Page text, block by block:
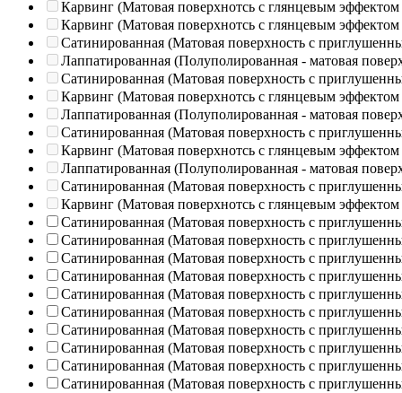
Карвинг (Матовая поверхнотсь с глянцевым эффектом
Карвинг (Матовая поверхнотсь с глянцевым эффектом
Сатинированная (Матовая поверхность с
Лаппатированная (Полуполированная - матовая
Сатинированная (Матовая поверхность с
Карвинг (Матовая поверхнотсь с глянцевым эффектом
Лаппатированная (Полуполированная - матовая
Сатинированная (Матовая поверхность с
Карвинг (Матовая поверхнотсь с глянцевым эффектом
Лаппатированная (Полуполированная - матовая
Сатинированная (Матовая поверхность с
Карвинг (Матовая поверхнотсь с глянцевым эффектом
Сатинированная (Матовая поверхность с
Сатинированная (Матовая поверхность с
Сатинированная (Матовая поверхность с
Сатинированная (Матовая поверхность с
Сатинированная (Матовая поверхность с
Сатинированная (Матовая поверхность с
Сатинированная (Матовая поверхность с
Сатинированная (Матовая поверхность с
Сатинированная (Матовая поверхность с
Сатинированная (Матовая поверхность с